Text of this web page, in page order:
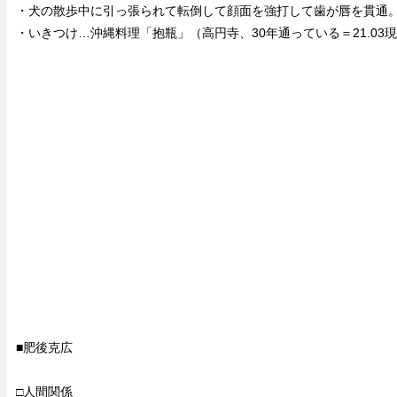
・犬の散歩中に引っ張られて転倒して顔面を強打して歯が唇を貫通。
・いきつけ…沖縄料理「抱瓶」（高円寺、30年通っている＝21.03現
■肥後克広
□人間関係